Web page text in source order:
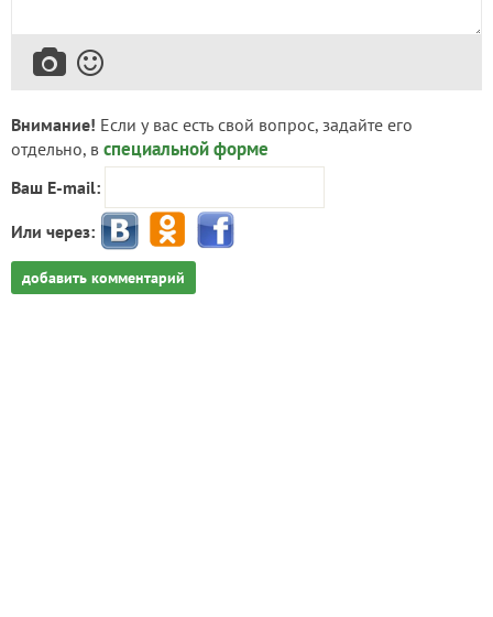
Внимание! Если у вас есть свой вопрос, задайте его
отдельно, в специальной форме
Ваш E-mail:
Или через:
добавить комментарий